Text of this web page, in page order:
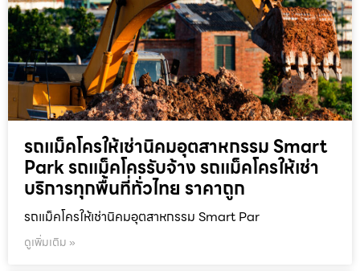
รถแม็คโครให้เช่านิคมอุตสาหกรรม Smart
Park รถแม็คโครรับจ้าง รถแม็คโครให้เช่า
บริการทุกพื้นที่ทั่วไทย ราคาถูก
รถแม็คโครให้เช่านิคมอุตสาหกรรม Smart Par
ดูเพิ่มเติม »